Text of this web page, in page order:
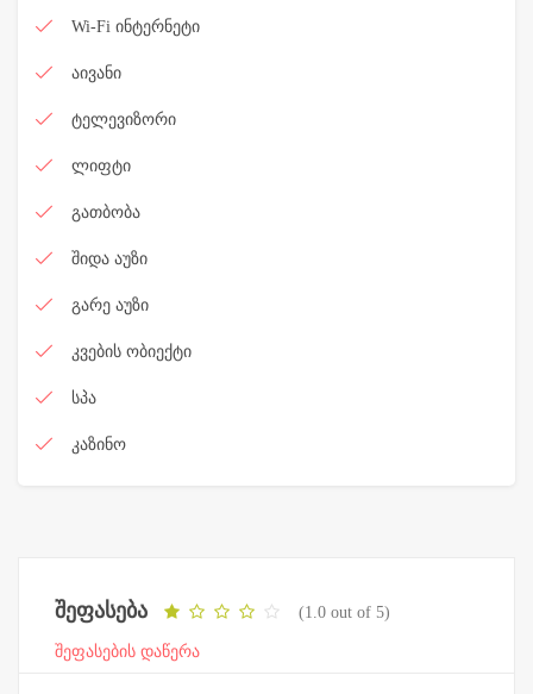
Wi-Fi ინტერნეტი
აივანი
ტელევიზორი
ლიფტი
გათბობა
შიდა აუზი
გარე აუზი
კვების ობიექტი
სპა
კაზინო
შეფასება (1.0 out of 5)
შეფასების დაწერა